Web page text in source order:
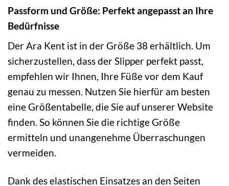
Passform und Größe: Perfekt angepasst an Ihre
Bedürfnisse
Der Ara Kent ist in der Größe 38 erhältlich. Um
sicherzustellen, dass der Slipper perfekt passt,
empfehlen wir Ihnen, Ihre Füße vor dem Kauf
genau zu messen. Nutzen Sie hierfür am besten
eine Größentabelle, die Sie auf unserer Website
finden. So können Sie die richtige Größe
ermitteln und unangenehme Überraschungen
vermeiden.
Dank des elastischen Einsatzes an den Seiten